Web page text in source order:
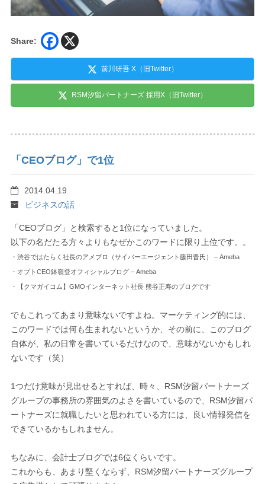
Share:
前川研吾 X（旧Twitter）
RSM汐留パートナーズ 採用X（旧Twitter）
「CEOブログ」で1位
2014.04.19
ビジネスの話
「CEOブログ」と検索すると1位になっていました。
以下の名だたる方々よりもなぜかこのワードに限り上位です。。
・渋谷ではたらく社長のアメブロ（サイバーエージェント藤田晋氏） – Ameba
・オプトCEO鉢嶺登オフィシャルブログ – Ameba
・【クマガイコム】GMOインターネット社長 熊谷正寿のブログです
でもこれってあまり意味ないですよね。マーケティング的には、
このワードでは何も生まれないというか、その前に、このブログ
自体が、私の日常を書いているだけなので、意味がないかもしれ
ないです（笑）
1つだけ意味が見出せるとすれば、時々、RSM汐留パートナーズ
グループの事務所の雰囲気のよさを書いているので、RSM汐留パ
ートナーズに就職したいと思われている方には、良い情報発信を
できているかもしれません。
ちなみに、会計士ブログでは6位くらいです。
これからも、あまり堅くならず、RSM汐留パートナーズグループ